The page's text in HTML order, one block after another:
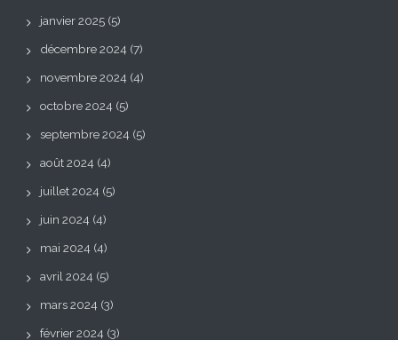
janvier 2025 (5)
décembre 2024 (7)
novembre 2024 (4)
octobre 2024 (5)
septembre 2024 (5)
août 2024 (4)
juillet 2024 (5)
juin 2024 (4)
mai 2024 (4)
avril 2024 (5)
mars 2024 (3)
février 2024 (3)